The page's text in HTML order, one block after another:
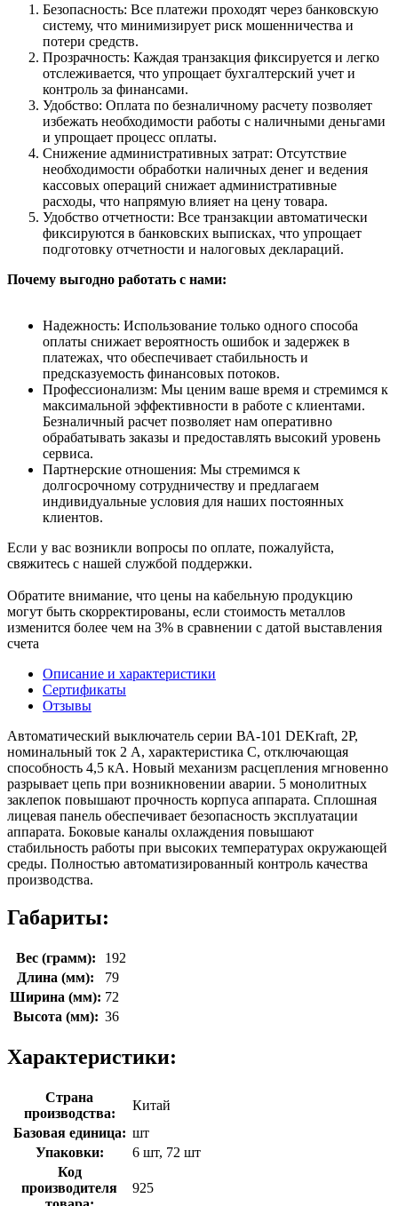
Безопасность: Все платежи проходят через банковскую
систему, что минимизирует риск мошенничества и
потери средств.
Прозрачность: Каждая транзакция фиксируется и легко
отслеживается, что упрощает бухгалтерский учет и
контроль за финансами.
Удобство: Оплата по безналичному расчету позволяет
избежать необходимости работы с наличными деньгами
и упрощает процесс оплаты.
Снижение административных затрат: Отсутствие
необходимости обработки наличных денег и ведения
кассовых операций снижает административные
расходы, что напрямую влияет на цену товара.
Удобство отчетности: Все транзакции автоматически
фиксируются в банковских выписках, что упрощает
подготовку отчетности и налоговых деклараций.
Почему выгодно работать с нами:
Надежность: Использование только одного способа
оплаты снижает вероятность ошибок и задержек в
платежах, что обеспечивает стабильность и
предсказуемость финансовых потоков.
Профессионализм: Мы ценим ваше время и стремимся к
максимальной эффективности в работе с клиентами.
Безналичный расчет позволяет нам оперативно
обрабатывать заказы и предоставлять высокий уровень
сервиса.
Партнерские отношения: Мы стремимся к
долгосрочному сотрудничеству и предлагаем
индивидуальные условия для наших постоянных
клиентов.
Если у вас возникли вопросы по оплате, пожалуйста,
свяжитесь с нашей службой поддержки.
Обратите внимание, что цены на кабельную продукцию
могут быть скорректированы, если стоимость металлов
изменится более чем на 3% в сравнении с датой выставления
счета
Описание и характеристики
Сертификаты
Отзывы
Автоматический выключатель серии ВА-101 DEKraft, 2P,
номинальный ток 2 А, характеристика С, отключающая
способность 4,5 кА. Новый механизм расцепления мгновенно
разрывает цепь при возникновении аварии. 5 монолитных
заклепок повышают прочность корпуса аппарата. Сплошная
лицевая панель обеспечивает безопасность эксплуатации
аппарата. Боковые каналы охлаждения повышают
стабильность работы при высоких температурах окружающей
среды. Полностью автоматизированный контроль качества
производства.
Габариты:
Вес (грамм):
192
Длина (мм):
79
Ширина (мм): 72
Высота (мм): 36
Характеристики:
Страна
производства:
Китай
Базовая единица: шт
Упаковки:
6 шт, 72 шт
Код
производителя
925